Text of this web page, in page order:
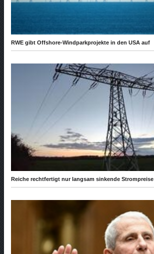
RWE gibt Offshore-Windparkprojekte in den USA auf
Reiche rechtfertigt nur langsam sinkende Strompreise